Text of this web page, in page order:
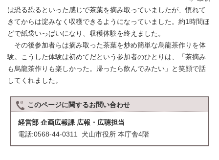
は恐る恐るといった感じで茶葉を摘み取っていましたが、慣れて
きてからは淀みなく収穫できるようになっていました。約1時間ほ
どで紙袋いっぱいになり、収穫体験を終えました。
その後参加者らは摘み取った茶葉を炒め簡単な烏龍茶作りを体
験。こうした体験は初めてだという参加者のひとりは、「茶摘み
も烏龍茶作りも楽しかった。帰ったら飲んでみたい」と笑顔で話
してくれました。
このページに関するお問い合わせ
経営部 企画広報課 広報・広聴担当
電話:0568-44-0311 犬山市役所 本庁舎4階